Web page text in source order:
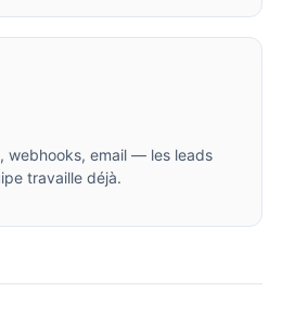
webhooks, email — les leads
travaille déjà.